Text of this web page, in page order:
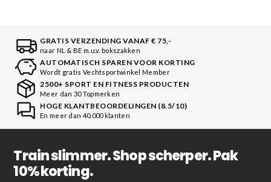
GRATIS VERZENDING VANAF € 75,-
naar NL & BE m.u.v. bokszakken
AUTOMATISCH SPAREN VOOR KORTING
Wordt gratis Vechtsportwinkel Member
2500+ SPORT EN FITNESS PRODUCTEN
Meer dan 30 Topmerken
HOGE KLANTBEOORDELINGEN (8.5/10)
En meer dan 40.000 klanten
Train slimmer. Shop scherper. Pak
10% korting.